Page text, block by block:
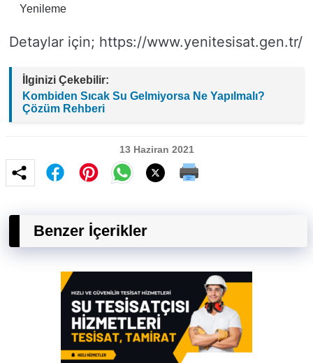
Yenileme
Detaylar için; https://www.yenitesisat.gen.tr/
İlginizi Çekebilir:
Kombiden Sıcak Su Gelmiyorsa Ne Yapılmalı?
Çözüm Rehberi
13 Haziran 2021
Benzer İçerikler